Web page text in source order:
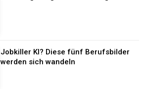
Jobkiller KI? Diese fünf Berufsbilder
werden sich wandeln